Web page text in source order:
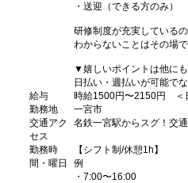
・送迎（できる方のみ）
研修制度が充実している
わからないことはその場
▼嬉しいポイントは他にも
日払い・週払いが可能で
給与
時給1500円〜2150円 ＜
勤務地
一宮市
交通アク
セス
名鉄一宮駅からスグ！交
勤務時
間・曜日
【シフト制/休憩1h】
例
・7:00〜16:00